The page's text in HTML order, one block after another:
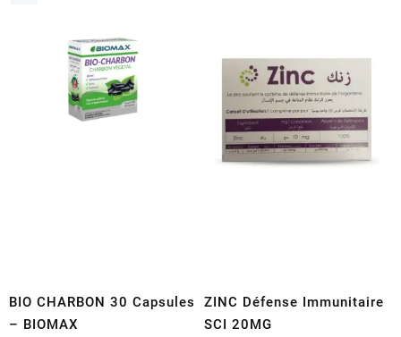
BIO CHARBON 30 Capsules
– BIOMAX
ZINC Défense Immunitaire
SCI 20MG